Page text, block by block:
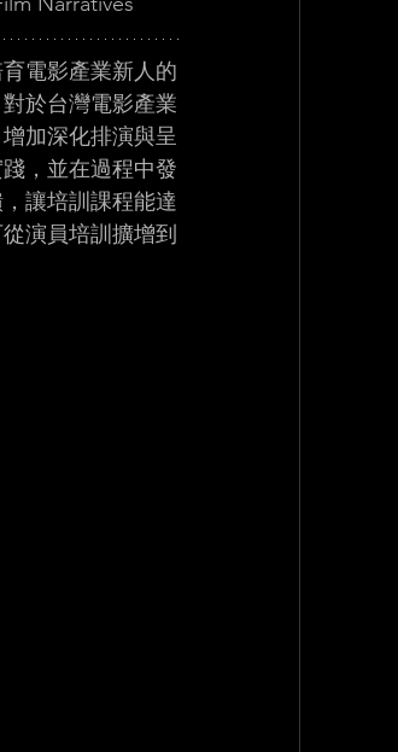
電影產業新人的
於台灣電影產業
加深化排演與呈
，並在過程中發
讓培訓課程能達
演員培訓擴增到